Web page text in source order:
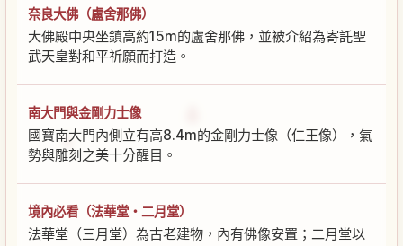
奈良大佛（盧舍那佛）
大佛殿中央坐鎮高約15m的盧舍那佛，並被介紹為寄託聖
武天皇對和平祈願而打造。
南大門與金剛力士像
國寶南大門內側立有高8.4m的金剛力士像（仁王像），氣
勢與雕刻之美十分醒目。
境內必看（法華堂・二月堂）
法華堂（三月堂）為古老建物，內有佛像安置；二月堂以